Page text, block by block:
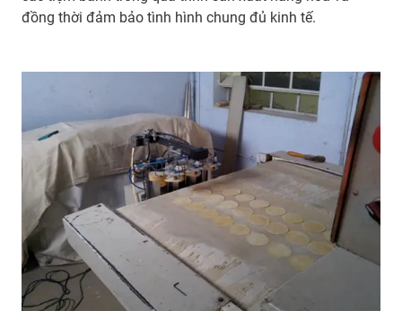
đồng thời đảm bảo tình hình chung đủ kinh tế.